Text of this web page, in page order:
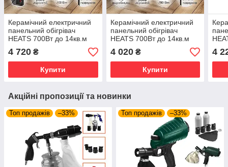
Керамічний електричний
панельний обігрівач
HEATS 700Вт до 14кв.м
терморегулятором
4 720 ₴
Купити
Керамічний електричний
панельний обігрівач
HEATS 700Вт до 14кв.м
4 020₴
Купити
4
Акційні пропозиції та новинки
Топ продажів –33% Топ продажів –33%